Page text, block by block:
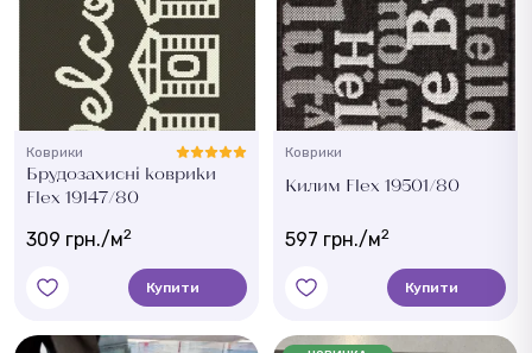
Коврики
Брудозахисні коврики
Flex 19147/80
309 грн./м2
Купити
Коврики
Килим Flex 19501/80
597 грн./м2
Купити